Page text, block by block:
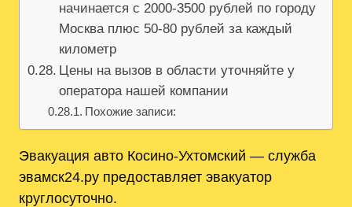
начинается с 2000-3500 рублей по городу
Москва плюс 50-80 рублей за каждый
километр
Цены на вызов в области уточняйте у
оператора нашей компании
Похожие записи:
Эвакуация авто Косино-Ухтомский — служба
эвамск24.ру предоставляет эвакуатор
круглосуточно.